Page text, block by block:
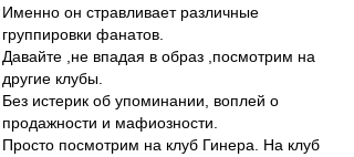
Именно он стравливает различные
группировки фанатов.
Давайте ,не впадая в образ ,посмотрим на
другие клубы.
Без истерик об упоминании, воплей о
продажности и мафиозности.
Просто посмотрим на клуб Гинера. На клуб